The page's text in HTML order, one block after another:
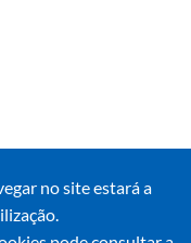
reserved
no site estará a